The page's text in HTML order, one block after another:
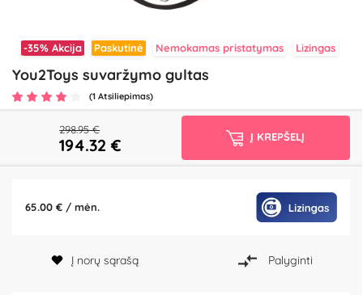
-35% Akcija Paskutinė Nemokamas pristatymas Lizingas
You2Toys suvaržymo gultas
(1 Atsiliepimas)
298.95 €
194.32 €
65.00 € / mėn.
Į KREPŠELĮ
Į norų sąrašą Palyginti